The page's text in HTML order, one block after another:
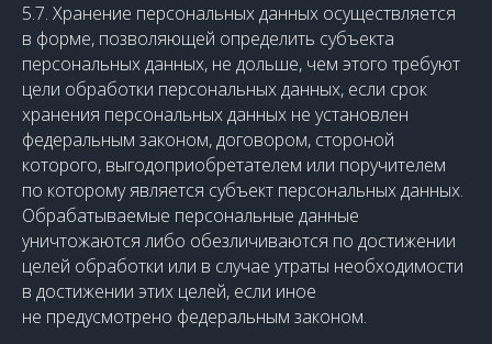
5.7. Хранение персональных данных осуществляется
в форме, позволяющей определить субъекта
персональных данных, не дольше, чем этого требуют
цели обработки персональных данных, если срок
хранения персональных данных не установлен
федеральным законом, договором, стороной
которого, выгодоприобретателем или поручителем
по которому является субъект персональных данных.
Обрабатываемые персональные данные
уничтожаются либо обезличиваются по достижении
целей обработки или в случае утраты необходимости
в достижении этих целей, если иное
не предусмотрено федеральным законом.